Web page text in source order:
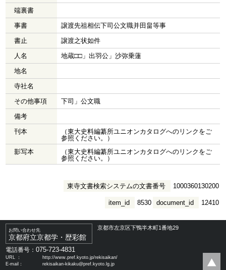
端裏書
事書
譲渡先祖相伝下司公文職并田畠等事
書止
譲渡之状如件
人名
地蔵□□」出羽公」沙弥乗蓮
地名
寺社名
その他事項
下司」公文職
備考
刊本
（東大史料編纂所ユニオンカタログへのリンクをご
参照ください。）
影写本
（東大史料編纂所ユニオンカタログへのリンクをご
参照ください。）
東寺文書検索システムの文書番号 1000360130200
document_id 12410
item_id 8530
お問い合わせ先
京都府立京都学・歴彩館
京都市左京区下鴨半木町1番地29
電話番号：075-723-4831
URL ：
http://www.pref.kyoto.jp/rekisaikan/
E-mail：
rekisaikan-kikaku@pref.kyoto.lg.jp